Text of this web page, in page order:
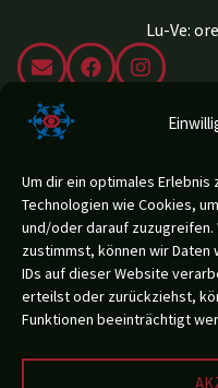
Um dir ein optimales
Technologien wie Cookies,
und/oder darauf zuzugreifen.
zustimmst, können wir
IDs auf dieser Website
erteilst oder zurückziehst,
Funktionen beeinträchtigt
Lu-Ve:
Vicolo
In questo sito web, per ragioni
genere maschile come forma